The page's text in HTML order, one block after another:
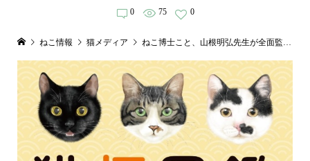
0 75 0
ねこ情報 猫メディア ねこ博士こと、山根明弘先生が全面監修！にゃんこの柄のすべてがわかる『猫柄図鑑』3/1発売